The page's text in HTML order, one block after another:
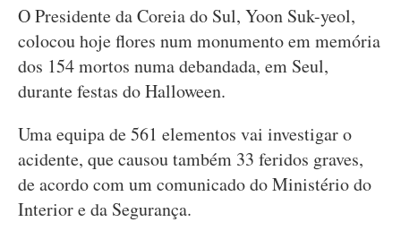
O Presidente da Coreia do Sul, Yoon Suk-yeol,
colocou hoje flores num monumento em memória
dos 154 mortos numa debandada, em Seul,
durante festas do Halloween.
Uma equipa de 561 elementos vai investigar o
acidente, que causou também 33 feridos graves,
de acordo com um comunicado do Ministério do
Interior e da Segurança.